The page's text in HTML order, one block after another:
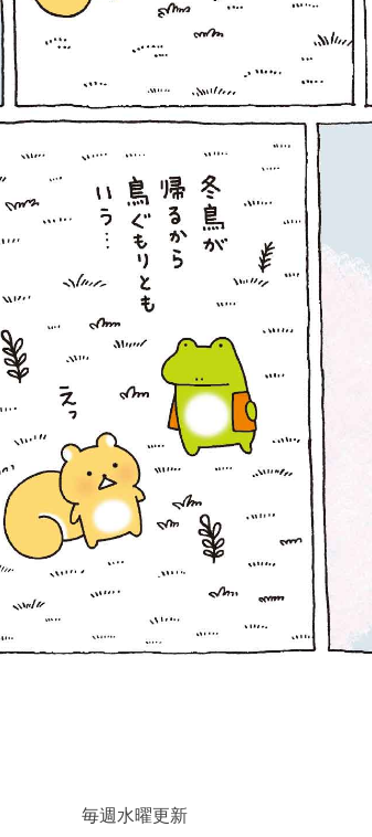
毎週水曜更新